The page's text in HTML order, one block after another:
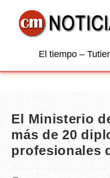
El tiempo –
El Ministerio
más de 20
profesionales